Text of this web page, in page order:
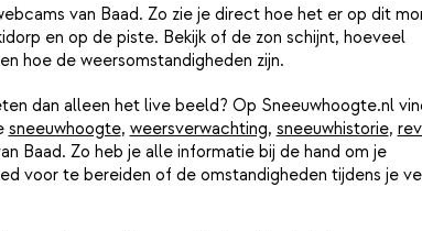
van Baad. Zo zie je direct hoe het er op dit
en op de piste. Bekijk of de zon schijnt, hoeveel
hoe de weersomstandigheden zijn.
dan alleen het live beeld? Op Sneeuwhoogte.nl
sneeuwhoogte, weersverwachting, sneeuwhistorie,
Baad. Zo heb je alle informatie bij de hand om je
voor te bereiden of de omstandigheden tijdens je